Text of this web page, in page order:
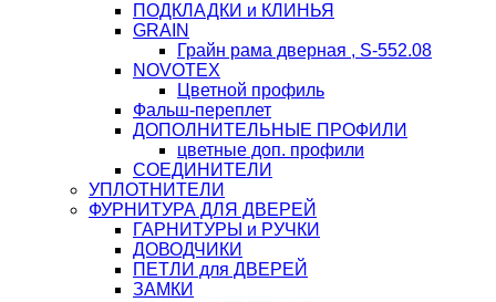
ПОДКЛАДКИ и КЛИНЬЯ
GRAIN
Грайн рама дверная , S-552.08
NOVOTEX
Цветной профиль
Фальш-переплет
ДОПОЛНИТЕЛЬНЫЕ ПРОФИЛИ
цветные доп. профили
СОЕДИНИТЕЛИ
УПЛОТНИТЕЛИ
ФУРНИТУРА ДЛЯ ДВЕРЕЙ
ГАРНИТУРЫ и РУЧКИ
ДОВОДЧИКИ
ПЕТЛИ для ДВЕРЕЙ
ЗАМКИ